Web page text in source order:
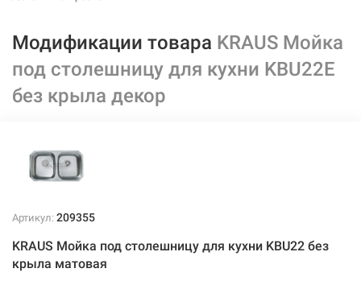
Модификации товара KRAUS Мойка
под столешницу для кухни KBU22E
без крыла декор
Артикул: 209355
KRAUS Мойка под столешницу для кухни KBU22 без
крыла матовая